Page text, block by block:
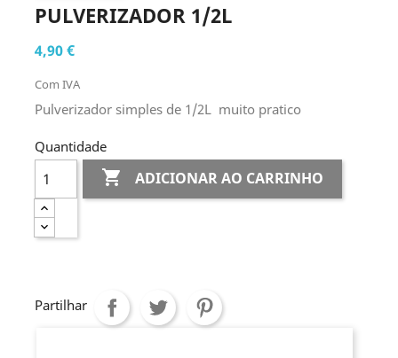
PULVERIZADOR 1/2L
4,90 €
Com IVA
Pulverizador simples de 1/2L muito pratico
Quantidade
 ADICIONAR AO CARRINHO
Partilhar